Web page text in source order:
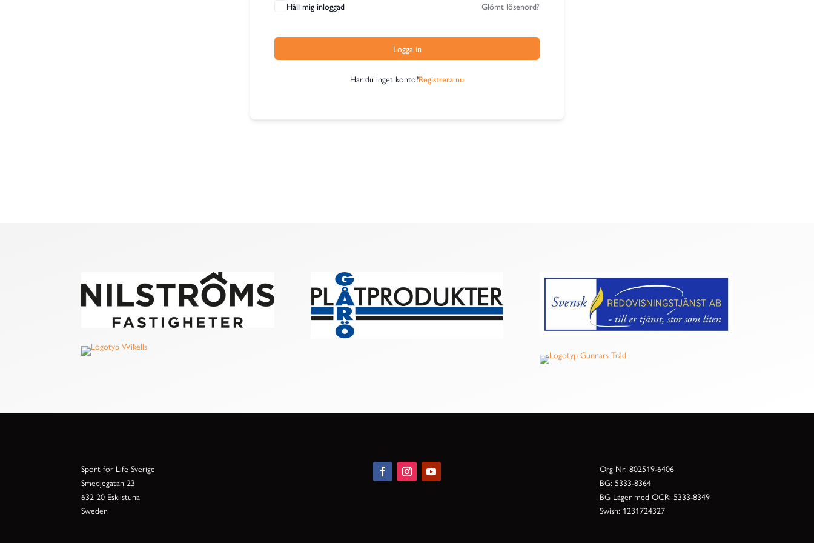
Håll mig inloggad Glömt lösenord?
Logga in
Har du inget konto?Registrera nu
Sport for Life Sverige
Smedjegatan 23
632 20 Eskilstuna
Sweden
Org Nr: 802519-6406
BG: 5333-8364
BG Läger med OCR: 5333-8349
Swish: 1231724327